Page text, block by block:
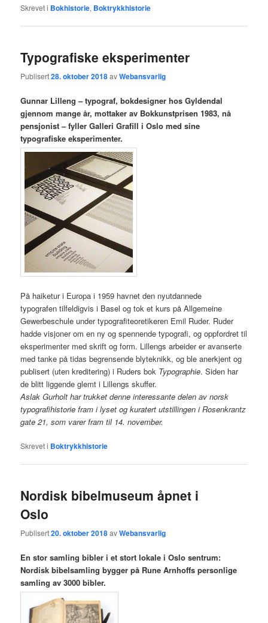
Skrevet i Bokhistorie, Boktrykkhistorie
Typografiske eksperimenter
Publisert28. oktober 2018avWebansvarlig
Gunnar Lilleng – typograf, bokdesigner hos Gyldendal
gjennom mange år, mottaker av Bokkunstprisen 1983, nå
pensjonist – fyller Galleri Grafill i Oslo med sine
typografiske eksperimenter.
På haiketur i Europa i 1959 havnet den nyutdannede
typografen tilfeldigvis i Basel og tok et kurs på Allgemeine
Gewerbeschule under typografiteoretikeren Emil Ruder. Ruder
hadde visjoner om en ny og spennende typografi, og oppfordret til
eksperimenter med skrift og form. Lillengs arbeider er avanserte
med tanke på tidas begrensende blyteknikk, og ble anerkjent og
publisert (uten kreditering) i Ruders bok Typographie. Siden har
de blitt liggende glemt i Lillengs skuffer.
Aslak Gurholt har trukket denne interessante delen av norsk
typografihistorie fram i lyset og kuratert utstillingen i Rosenkrantz
gate 21, som varer fram til 14. november.
Skrevet i Boktrykkhistorie
Nordisk bibelmuseum åpnet i
Oslo
Publisert20. oktober 2018avWebansvarlig
En stor samling bibler i et stort lokale i Oslo sentrum:
Nordisk bibelsamling bygger på Rune Arnhoffs personlige
samling av 3000 bibler.